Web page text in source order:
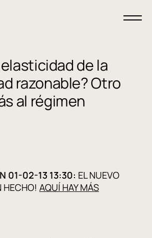
de la
razonable? Otro
al régimen
01-02-13 13:30: EL NUEVO
HECHO! AQUÍ HAY MÁS